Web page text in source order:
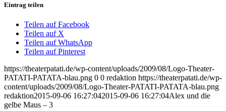
Eintrag teilen
Teilen auf Facebook
Teilen auf X
Teilen auf WhatsApp
Teilen auf Pinterest
https://theaterpatati.de/wp-content/uploads/2009/08/Logo-Theater-
PATATI-PATATA-blau.png 0 0 redaktion https://theaterpatati.de/wp-
content/uploads/2009/08/Logo-Theater-PATATI-PATATA-blau.png
redaktion2015-09-06 16:27:042015-09-06 16:27:04Alex und die
gelbe Maus – 3